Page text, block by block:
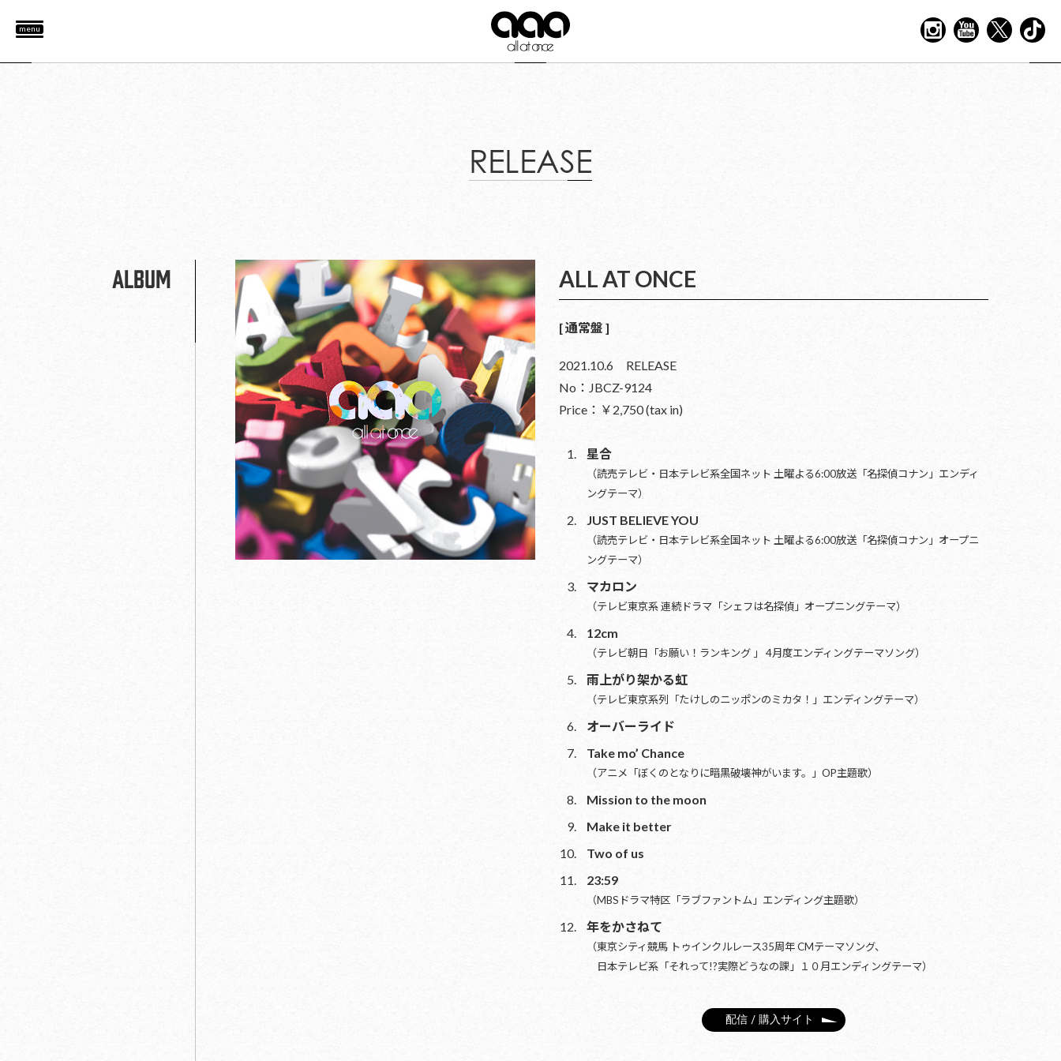
menu
RELEASE
ALBUM ALL AT ONCE
[ 通常盤 ]
2021.10.6 RELEASE
No：JBCZ-9124
Price：￥2,750 (tax in)
星合
（読売テレビ・日本テレビ系全国ネット 土曜よる6:00放送「名探偵コナン」エンディ
ングテーマ）
JUST BELIEVE YOU
（読売テレビ・日本テレビ系全国ネット 土曜よる6:00放送「名探偵コナン」オープニ
ングテーマ）
マカロン
（テレビ東京系 連続ドラマ「シェフは名探偵」オープニングテーマ）
12cm
（テレビ朝日「お願い！ランキング 」 4月度エンディングテーマソング）
雨上がり架かる虹
（テレビ東京系列「たけしのニッポンのミカタ！」エンディングテーマ）
オーバーライド
Take mo’ Chance
（アニメ「ぼくのとなりに暗黒破壊神がいます。」OP主題歌）
Mission to the moon
Make it better
Two of us
23:59
（MBSドラマ特区「ラブファントム」エンディング主題歌）
年をかさねて
（東京シティ競馬 トゥインクルレース35周年 CMテーマソング、
日本テレビ系「それって!?実際どうなの課」１０月エンディングテーマ）
配信 / 購入サイト